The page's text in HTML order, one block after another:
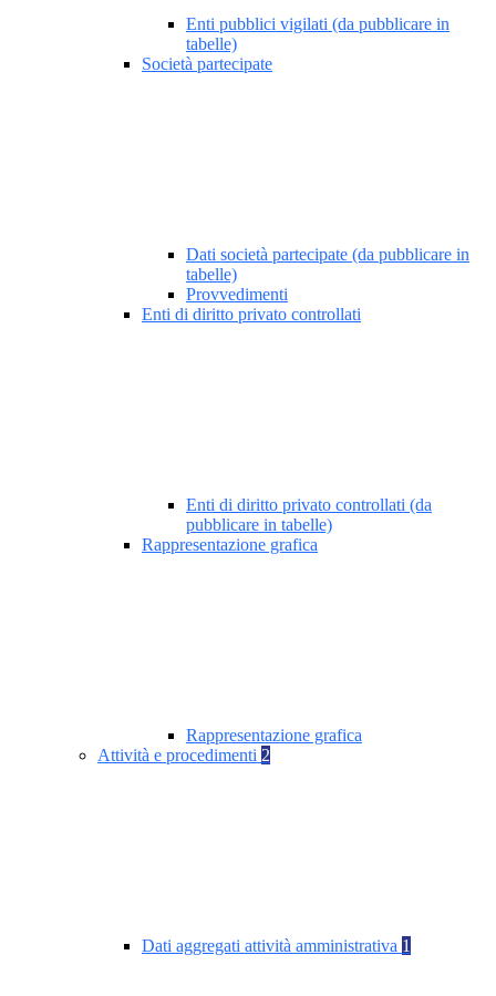
Enti pubblici vigilati (da pubblicare in
tabelle)
Società partecipate
Dati società partecipate (da pubblicare in
tabelle)
Provvedimenti
Enti di diritto privato controllati
Enti di diritto privato controllati (da
pubblicare in tabelle)
Rappresentazione grafica
Rappresentazione grafica
Attività e procedimenti 2
Dati aggregati attività amministrativa 1